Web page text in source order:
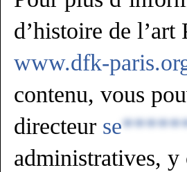
d’histoire de
www.dfk-
contenu, vous
directeur se
administratives, y